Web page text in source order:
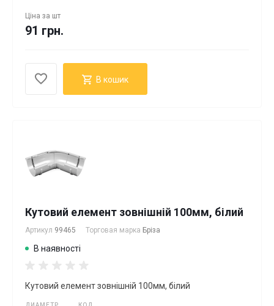
Ціна за шт
91 грн.
В кошик
Кутовий елемент зовнішній 100мм, білий
Артикул 99465 Торговая марка Бріза
В наявності
Кутовий елемент зовнішній 100мм, білий